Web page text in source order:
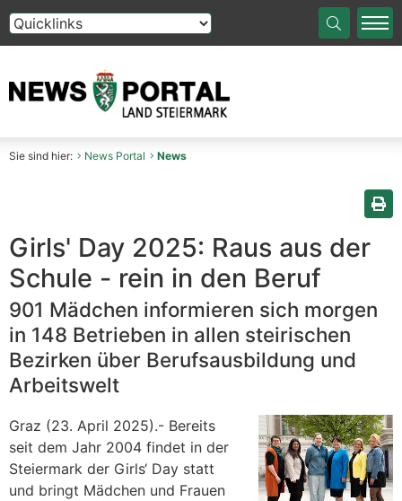
Die Auswahl einer Option im Select-Element führt auf
Sie sind hier: News Portal News
Girls' Day 2025: Raus aus der
Schule - rein in den Beruf
901 Mädchen informieren sich morgen
in 148 Betrieben in allen steirischen
Bezirken über Berufsausbildung und
Arbeitswelt
Graz (23. April 2025).- Bereits
seit dem Jahr 2004 findet in der
Steiermark der Girls‘ Day statt
und bringt Mädchen und Frauen